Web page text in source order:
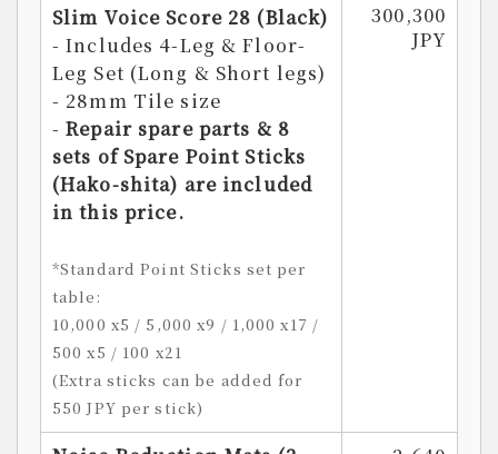
Slim Voice Score 28 (Black)
- Includes 4-Leg & Floor-
Leg Set (Long & Short legs)
- 28mm Tile size
-Repair spare parts & 8
sets of Spare Point Sticks
(Hako-shita) are included
in this price.
*Standard Point Sticks set per
table:
10,000 x5 / 5,000 x9 / 1,000 x17 /
500 x5 / 100 x21
(Extra sticks can be added for
550 JPY per stick)
300,300
JPY